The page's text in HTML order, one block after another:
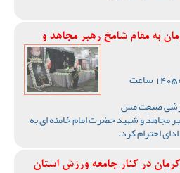
به مقام شامخ رهبر مجاهد و
سه‌شنبه 23 تیر ماه 1405 ساعت
صنعت مس
مجاهد و شهید حضرت امام خامنه ای به
احترام کرد.
در کنار جامعه ورزش استان